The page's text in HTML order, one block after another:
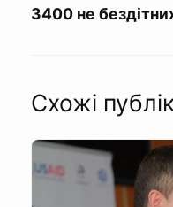
3400 не
Схожі